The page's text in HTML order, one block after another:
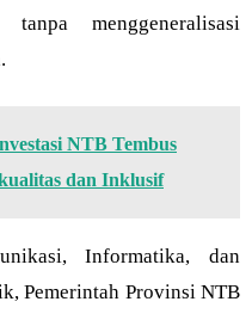
tanpa menggeneralisasi
NTB Tembus
dan Inklusif
Informatika, dan
Pemerintah Provinsi NTB